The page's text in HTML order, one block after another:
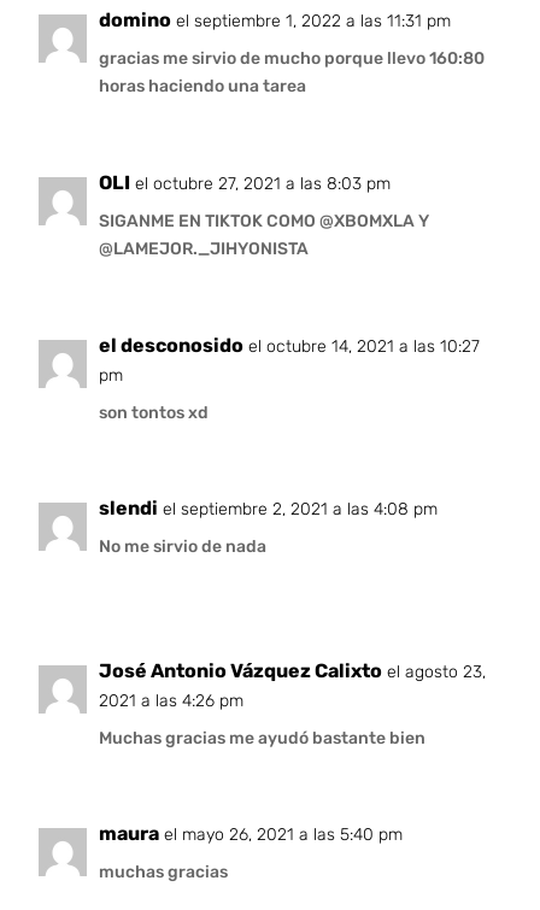
domino el septiembre 1, 2022 a las 11:31 pm
gracias me sirvio de mucho porque llevo 160:80
horas haciendo una tarea
OLI el octubre 27, 2021 a las 8:03 pm
SIGANME EN TIKTOK COMO @XBOMXLA Y
@LAMEJOR._JIHYONISTA
el desconosido el octubre 14, 2021 a las 10:27
pm
son tontos xd
slendi el septiembre 2, 2021 a las 4:08 pm
No me sirvio de nada
José Antonio Vázquez Calixto el agosto 23,
2021 a las 4:26 pm
Muchas gracias me ayudó bastante bien
maura el mayo 26, 2021 a las 5:40 pm
muchas gracias